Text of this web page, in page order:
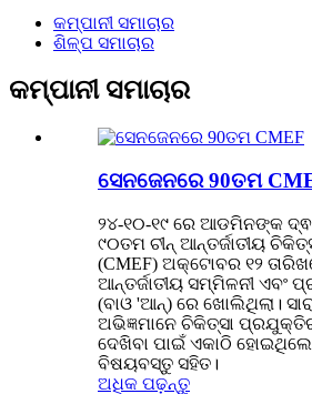
କମ୍ପାନୀ ସମାଚାର
ଶିଳ୍ପ ସମାଚାର
କମ୍ପାନୀ ସମାଚାର
ସେନଜେନରେ 90ତମ
୨୪-୧୦-୧୯ ରେ ଆଡମିନଙ୍କ
୯୦ତମ ଚୀନ୍ ଆନ୍ତର୍ଜାତୀୟ
(CMEF) ଅକ୍ଟୋବର ୧୨
ଆନ୍ତର୍ଜାତୀୟ ସମ୍ମିଳନୀ ଏବଂ
(ବାଓ 'ଆନ୍) ରେ ଖୋଲିଥିଲା।
ଅଭିଜ୍ଞମାନେ ଚିକିତ୍ସା
ଦେଖିବା ପାଇଁ ଏକାଠି
ବିଷୟବସ୍ତୁ ସହିତ।
ଅଧିକ ପଢ଼ନ୍ତୁ